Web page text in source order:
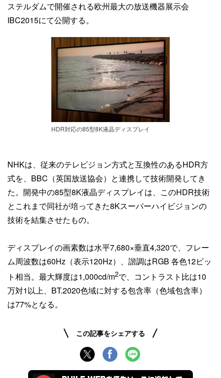
ステルダムで開催される欧州最大の放送機器展示会
IBC2015にて公開する。
HDR対応の85型8K液晶ディスプレイ
NHKは、従来のテレビジョン方式と互換性のあるHDR方
式を、BBC（英国放送協会）と連携して技術開発してき
た。開発中の85型8K液晶ディスプレイは、このHDR技術
とこれまで同社が培ってきた8Kスーパーハイビジョンの
技術を結集させたもの。
ディスプレイの画素数は水平7,680×垂直4,320で、フレー
ム周波数は60Hz（表示120Hz）、諧調はRGB 各色12ビッ
ト相当。最大輝度は1,000cd/m2で、コントラスト比は10
万対1以上、BT.2020色域に対する包含率（色域包含率）
は77%となる。
この記事をシェアする